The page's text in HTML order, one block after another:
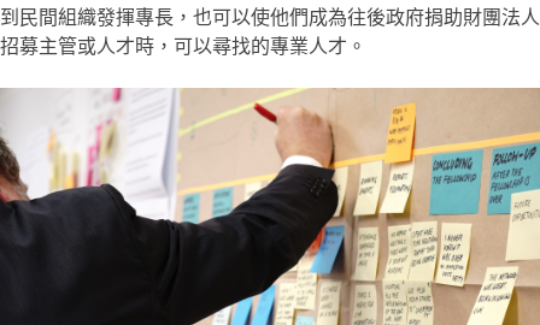
到民間組織發揮專長，也可以使他們成為往後政府捐助財團法人
招募主管或人才時，可以尋找的專業人才。